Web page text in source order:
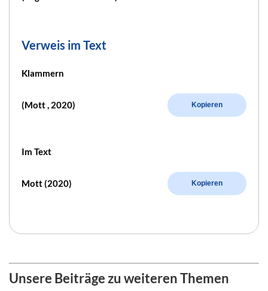
Verweis im Text
Klammern
(Mott , 2020) Kopieren
Im Text
Mott (2020) Kopieren
Unsere Beiträge zu weiteren Themen